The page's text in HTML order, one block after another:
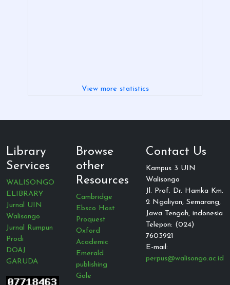
View more statistics
Library
Services
WALISONGO
ELIBRARY
Jurnal UIN
Walisongo
Jurnal Rumpun
Prodi
DOAJ
GARUDA
Browse
other
Resources
Cambridge
Ebsco Host
Proquest
Oxford
Academic
Emerald
publishing
Gale
Contact Us
Kampus 3 UIN
Walisongo
Jl. Prof. Dr. Hamka Km.
2 Ngaliyan, Semarang,
Jawa Tengah, indonesia
Telepon: (024)
7603921
E-mail:
perpus@walisongo.ac.id